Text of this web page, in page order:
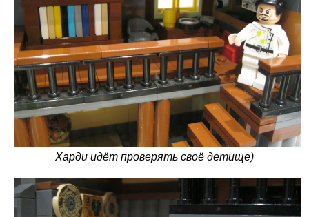
Харди идёт проверять своё детище)